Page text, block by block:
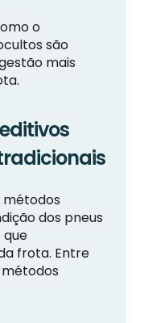
o
são
mais
métodos
dos pneus
que
frota. Entre